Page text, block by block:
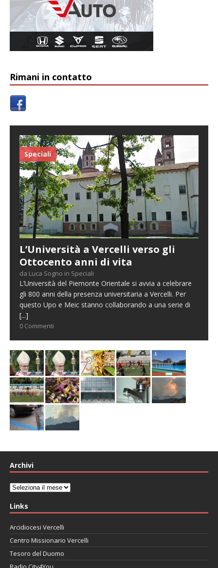
Rimani in contatto
Speciali
L’Università a Vercelli verso gli
Ottocento anni di vita
da Luca Sogno in Speciali
L’Università del Piemonte Orientale si avvia a celebrare
gli 800 anni della presenza universitaria a Vercelli. Per
questo Upo e Meic stanno collaborando a una serie di
[...]
0 Commenti
Archivi
Archivi
Links
Arcidiocesi Vercelli
Centro Missionario Vercelli
Tesoro del Duomo